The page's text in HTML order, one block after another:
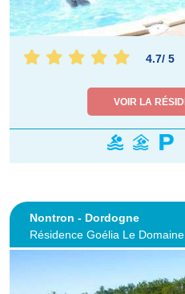
4.7/ 5
VOIR LA
Nontron - Dordogne
Résidence Goélia Le